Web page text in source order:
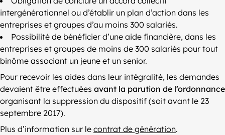
intergénérationnel ou d’établir un plan d’action dans les
entreprises et groupes d’au moins 300 salariés.
Possibilité de bénéficier d’une aide financière, dans les
entreprises et groupes de moins de 300 salariés pour tout
binôme associant un jeune et un senior.
Pour recevoir les aides dans leur intégralité, les demandes
devaient être effectuées avant la parution de l’ordonnance
organisant la suppression du dispositif (soit avant le 23
septembre 2017).
Plus d’information sur le contrat de génération.